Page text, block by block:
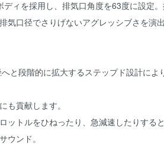
ィを採用し、排気口角度を63度に設定
気口径でさりげないアグレッシブさを
と段階的に拡大するステップド設計に
も貢献します。
ットルをひねったり、急減速したりする
ウンド。